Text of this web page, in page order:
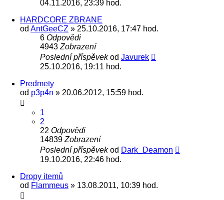
04.11.2016, 23:39 hod.
HARDCORE ZBRANE
od AntGeeCZ » 25.10.2016, 17:47 hod.
6 Odpovědi
4943 Zobrazení
Poslední příspěvekod Javurek
25.10.2016, 19:11 hod.
Predmety
od p3p4n » 20.06.2012, 15:59 hod.
1
2
22 Odpovědi
14839 Zobrazení
Poslední příspěvekod Dark_Deamon
19.10.2016, 22:46 hod.
Dropy itemů
od Flammeus » 13.08.2011, 10:39 hod.